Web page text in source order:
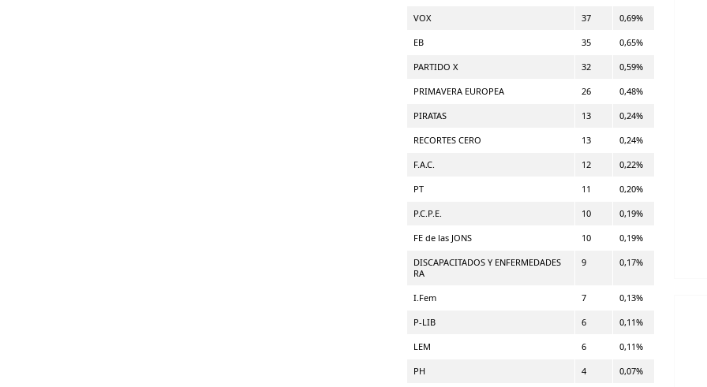
VOX 37 0,69%
EB 35 0,65%
PARTIDO X 32 0,59%
PRIMAVERA EUROPEA 26 0,48%
PIRATAS 13 0,24%
RECORTES CERO 13 0,24%
F.A.C. 12 0,22%
PT 11 0,20%
P.C.P.E. 10 0,19%
FE de las JONS 10 0,19%
DISCAPACITADOS Y ENFERMEDADES
RA
9 0,17%
I.Fem 7 0,13%
P-LIB 6 0,11%
LEM 6 0,11%
PH 4 0,07%